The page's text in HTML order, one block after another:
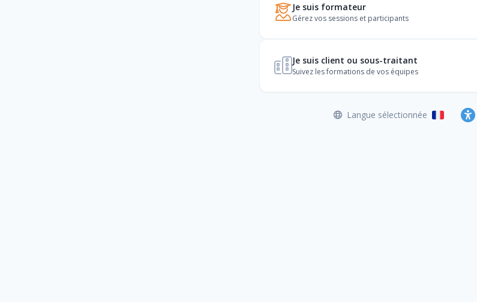
Je suis formateur
Gérez vos sessions et participants
Je suis client ou sous-traitant
Suivez les formations de vos équipes
Langue sélectionnée Français